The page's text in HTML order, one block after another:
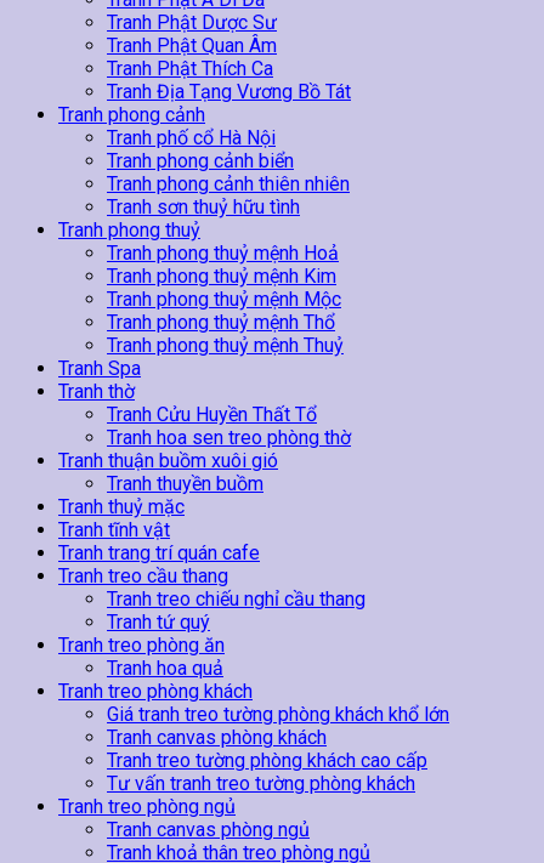
Tranh Phật Dược Sư
Tranh Phật Quan Âm
Tranh Phật Thích Ca
Tranh Địa Tạng Vương Bồ Tát
Tranh phong cảnh
Tranh phố cổ Hà Nội
Tranh phong cảnh biển
Tranh phong cảnh thiên nhiên
Tranh sơn thuỷ hữu tình
Tranh phong thuỷ
Tranh phong thuỷ mệnh Hoả
Tranh phong thuỷ mệnh Kim
Tranh phong thuỷ mệnh Mộc
Tranh phong thuỷ mệnh Thổ
Tranh phong thuỷ mệnh Thuỷ
Tranh Spa
Tranh thờ
Tranh Cửu Huyền Thất Tổ
Tranh hoa sen treo phòng thờ
Tranh thuận buồm xuôi gió
Tranh thuyền buồm
Tranh thuỷ mặc
Tranh tĩnh vật
Tranh trang trí quán cafe
Tranh treo cầu thang
Tranh treo chiếu nghỉ cầu thang
Tranh tứ quý
Tranh treo phòng ăn
Tranh hoa quả
Tranh treo phòng khách
Giá tranh treo tường phòng khách khổ lớn
Tranh canvas phòng khách
Tranh treo tường phòng khách cao cấp
Tư vấn tranh treo tường phòng khách
Tranh treo phòng ngủ
Tranh canvas phòng ngủ
Tranh khoả thân treo phòng ngủ